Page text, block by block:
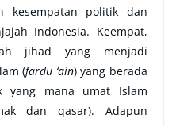
kesempatan politik dan
Indonesia. Keempat,
jihad yang menjadi
(fardu ‘ain) yang berada
yang mana umat Islam
dan qasar). Adapun